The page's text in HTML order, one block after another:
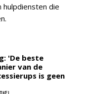
hulpdiensten die
'De beste
van de
is geen